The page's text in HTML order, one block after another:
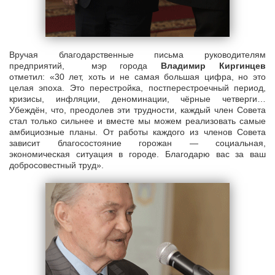
Вручая благодарственные письма руководителям
предприятий, мэр города Владимир Киргинцев
отметил: «30 лет, хоть и не самая большая цифра, но это
целая эпоха. Это перестройка, постперестроечный период,
кризисы, инфляции, деноминации, чёрные четверги…
Убеждён, что, преодолев эти трудности, каждый член Совета
стал только сильнее и вместе мы можем реализовать самые
амбициозные планы. От работы каждого из членов Совета
зависит благосостояние горожан — социальная,
экономическая ситуация в городе. Благодарю вас за ваш
добросовестный труд».